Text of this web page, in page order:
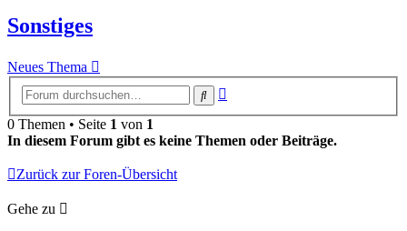
Sonstiges
Neues Thema
Suche
0 Themen • Seite 1 von 1
In diesem Forum gibt es keine Themen oder Beiträge.
Zurück zur Foren-Übersicht
Gehe zu